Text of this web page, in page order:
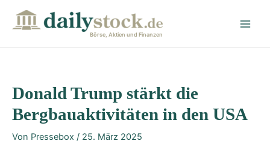
Börse, Aktien und Finanzen
Donald Trump stärkt die
Bergbauaktivitäten in den USA
Von Pressebox / 25. März 2025